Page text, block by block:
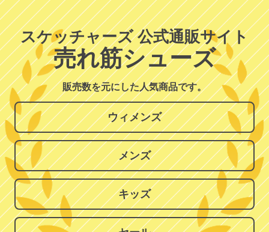
スケッチャーズ 公式通販サイト
売れ筋シューズ
販売数を元にした人気商品です。
ウィメンズ
メンズ
キッズ